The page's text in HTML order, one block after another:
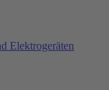
Elektrogeräten